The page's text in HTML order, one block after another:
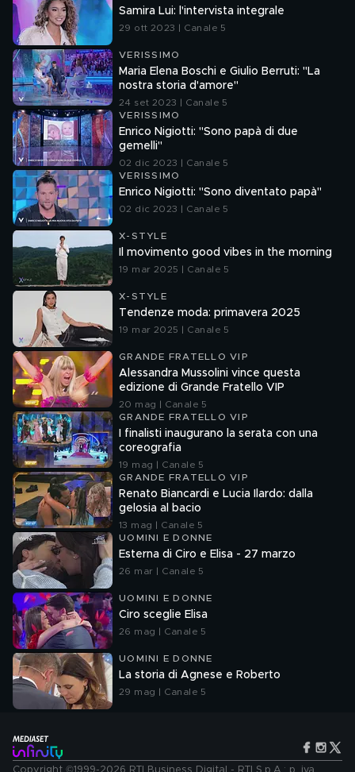
Samira Lui: l'intervista integrale
29 ott 2023 | Canale 5
VERISSIMO
Maria Elena Boschi e Giulio Berruti: "La
nostra storia d'amore"
24 set 2023 | Canale 5
VERISSIMO
Enrico Nigiotti: "Sono papà di due
gemelli"
02 dic 2023 | Canale 5
VERISSIMO
Enrico Nigiotti: "Sono diventato papà"
02 dic 2023 | Canale 5
X-STYLE
Il movimento good vibes in the morning
19 mar 2025 | Canale 5
X-STYLE
Tendenze moda: primavera 2025
19 mar 2025 | Canale 5
GRANDE FRATELLO VIP
Alessandra Mussolini vince questa
edizione di Grande Fratello VIP
20 mag | Canale 5
GRANDE FRATELLO VIP
I finalisti inaugurano la serata con una
coreografia
19 mag | Canale 5
GRANDE FRATELLO VIP
Renato Biancardi e Lucia Ilardo: dalla
gelosia al bacio
13 mag | Canale 5
UOMINI E DONNE
Esterna di Ciro e Elisa - 27 marzo
26 mar | Canale 5
UOMINI E DONNE
Ciro sceglie Elisa
26 mag | Canale 5
UOMINI E DONNE
La storia di Agnese e Roberto
29 mag | Canale 5